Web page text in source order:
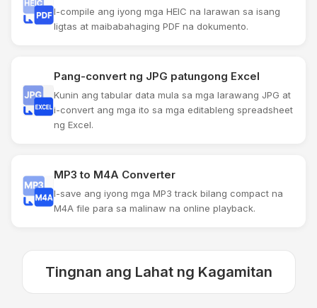
I-compile ang iyong mga HEIC na larawan sa isang
ligtas at maibabahaging PDF na dokumento.
Pang-convert ng JPG patungong Excel
Kunin ang tabular data mula sa mga larawang JPG at
i-convert ang mga ito sa mga editableng spreadsheet
ng Excel.
MP3 to M4A Converter
I-save ang iyong mga MP3 track bilang compact na
M4A file para sa malinaw na online playback.
Tingnan ang Lahat ng Kagamitan